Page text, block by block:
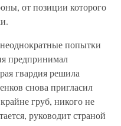
от позиции которого
попытки
предпринимал
гвардия решила
снова пригласил
груб, никого не
руководит страной